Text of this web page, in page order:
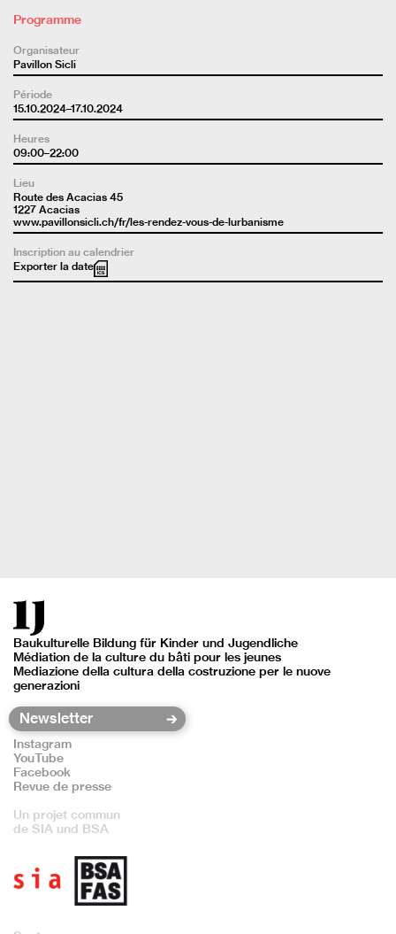
Programme
Organisateur
Pavillon Sicli
Période
15.10.2024–17.10.2024
Heures
09:00–22:00
Lieu
Route des Acacias 45
1227 Acacias
www.pavillonsicli.ch/fr/les-rendez-vous-de-lurbanisme
Inscription au calendrier
Exporter la date
Baukulturelle Bildung für Kinder und Jugendliche
Médiation de la culture du bâti pour les jeunes
Mediazione della cultura della costruzione per le nuove
generazioni
Instagram
YouTube
Facebook
Revue de presse
Un projet commun
de SIA und BSA